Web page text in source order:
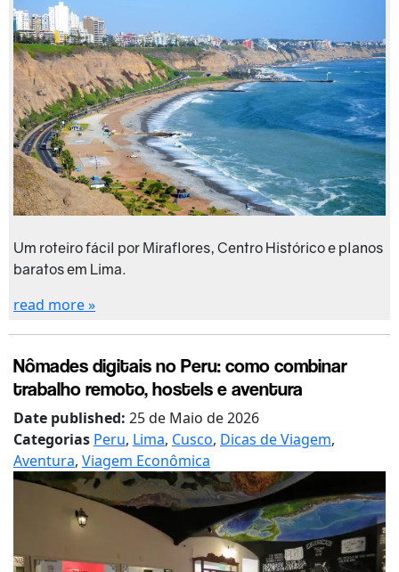
Um roteiro fácil por Miraflores, Centro Histórico e planos
baratos em Lima.
read more »
Nômades digitais no Peru: como combinar
trabalho remoto, hostels e aventura
Date published: 25 de Maio de 2026
Categorias Peru, Lima, Cusco, Dicas de Viagem,
Aventura, Viagem Econômica